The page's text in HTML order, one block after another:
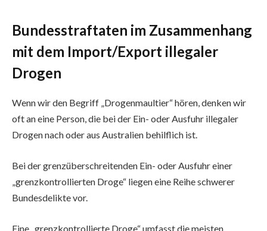
Bundesstraftaten im Zusammenhang
mit dem Import/Export illegaler
Drogen
Wenn wir den Begriff „Drogenmaultier“ hören, denken wir
oft an eine Person, die bei der Ein- oder Ausfuhr illegaler
Drogen nach oder aus Australien behilflich ist.
Bei der grenzüberschreitenden Ein- oder Ausfuhr einer
„grenzkontrollierten Droge“ liegen eine Reihe schwerer
Bundesdelikte vor.
Eine „grenzkontrollierte Droge“ umfasst die meisten